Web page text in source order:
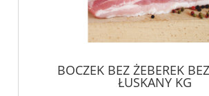
BOCZEK BEZ ŻEBEREK
ŁUSKANY KG